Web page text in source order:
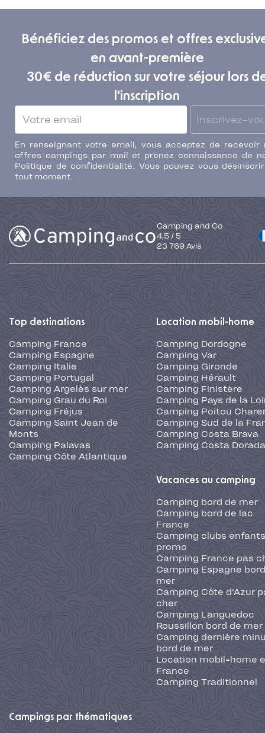
Bénéficiez des promos et offres
en avant-première
30€ de réduction sur votre séjour lors
l'inscription
Inscrivez-
En renseignant votre email, vous acceptez de recevoir
offres campings par mail et prenez connaissance de
Politique de confidentialité. Vous pouvez vous
tout moment.
Camping and Co
4,5 / 5
23 769Avis
Top destinations
Camping France
Camping Espagne
Camping Italie
Camping Portugal
Camping Argelès sur mer
Camping Grau du Roi
Camping Fréjus
Camping Saint Jean de
Monts
Camping Palavas
Camping Côte Atlantique
Location mobil-home
Camping Dordogne
Camping Var
Camping Gironde
Camping Hérault
Camping Finistère
Camping Pays de la
Camping Poitou
Camping Sud de la
Camping Costa Brava
Camping Costa Dorada
Vacances au camping
Camping bord de mer
Camping bord de lac
France
Camping clubs
promo
Camping France pas
Camping Espagne
mer
Camping Côte d'Azur
cher
Camping Languedoc
Roussillon bord de mer
Camping dernière
bord de mer
Location mobil-home
France
Camping Traditionnel
Campings par thématiques